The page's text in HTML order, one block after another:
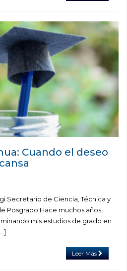
Cuando el deseo
Secretario de Ciencia, Técnica y
Posgrado Hace muchos años,
mis estudios de grado en
Leer Más